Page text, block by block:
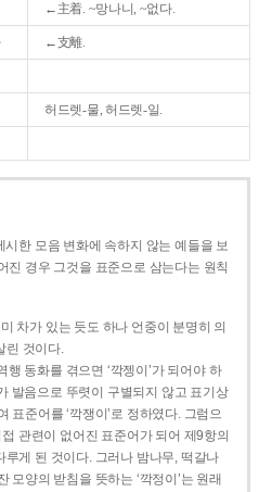
←主着. ~망나니, ~없다.
←支離.
허드렛-물, 허드렛-일.
한 모음 변화에 속하지 않는 예들을 보
진 경우 그것을 표준으로 삼는다는 원칙
차가 있는 듯도 하나 언중이 분명히 의
린 것이다.
행 동화를 겪으면 ‘깍젱이’가 되어야 하
발음으로 뚜렷이 구별되지 않고 표기상
표준어를 ‘깍쟁이’로 정하였다. 그럼으
접 관련이 없어진 표준어가 되어 제9항의
게 된 것이다. 그러나 밤나무, 떡갈나
모양의 받침을 뜻하는 ‘깍정이’는 원래